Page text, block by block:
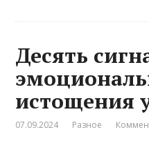
Десять
истощения
07.09.2024 Разное